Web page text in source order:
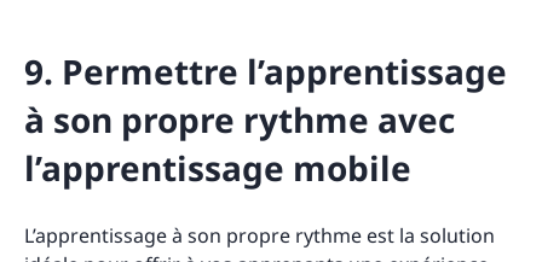
9. Permettre l’apprentissage
à son propre rythme avec
l’apprentissage mobile
L’apprentissage à son propre rythme est la solution